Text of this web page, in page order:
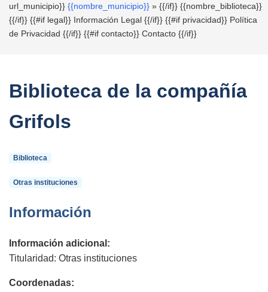
url_municipio}} {{nombre_municipio}} » {{/if}} {{nombre_biblioteca}}
{{/if}} {{#if legal}} Información Legal {{/if}} {{#if privacidad}} Política
de Privacidad {{/if}} {{#if contacto}} Contacto {{/if}}
Biblioteca de la compañía
Grifols
Biblioteca
Otras instituciones
Información
Información adicional:
Titularidad: Otras instituciones
Coordenadas: